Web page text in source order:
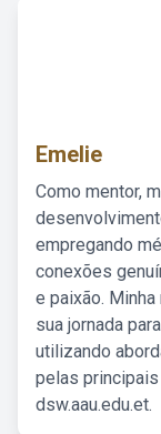
Emelie
Como mentor,
empregando
conexões
e paixão.
sua jornada
utilizando
pelas
dsw.aau.edu.et.